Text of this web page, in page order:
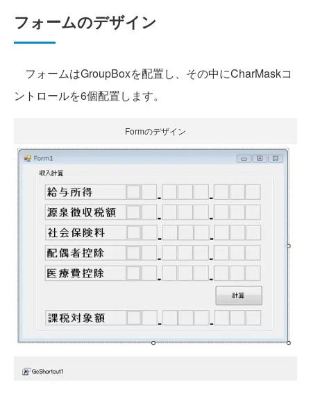
フォームのデザイン
フォームはGroupBoxを配置し、その中にCharMaskコ
ントロールを6個配置します。
Formのデザイン